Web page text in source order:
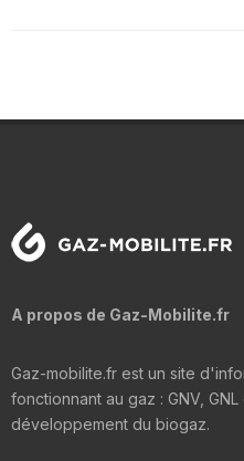
A propos de Gaz-Mobilite.fr
Gaz-mobilite.fr est un site
fonctionnant au gaz : GNV,
développement du biogaz.